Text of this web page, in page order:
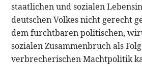
staatlichen und sozialen
deutschen Volkes nicht gerecht
dem furchtbaren politischen,
sozialen Zusammenbruch als
verbrecherischen Machtpolitik